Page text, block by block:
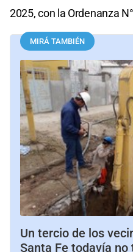
2025, con la Ordenanza
MIRÁ TAMBIÉN
Un tercio de los
Santa Fe todavía